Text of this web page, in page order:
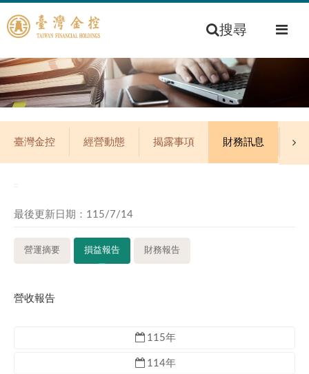
搜尋
臺灣金控 經營動態 揭露事項 財務訊息 公
最後更新日期：115/7/14
營運摘要 損益報告 財務報告
營收報告
115年
114年